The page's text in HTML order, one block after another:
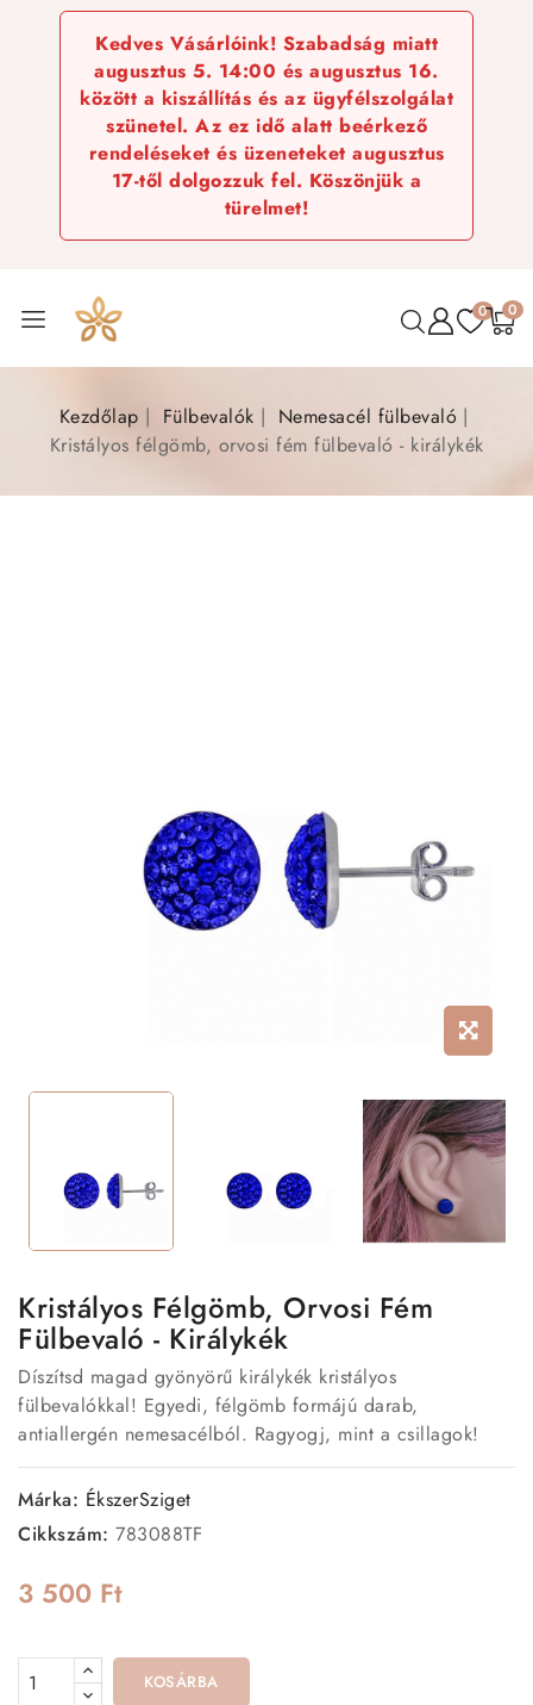
Kedves Vásárlóink! Szabadság miatt
augusztus 5. 14:00 és augusztus 16.
között a kiszállítás és az ügyfélszolgálat
szünetel. Az ez idő alatt beérkező
rendeléseket és üzeneteket augusztus
17-től dolgozzuk fel. Köszönjük a
türelmet!
0 0
Kezdőlap Fülbevalók
Nemesacél fülbevaló
Kristályos félgömb, orvosi fém fülbevaló - királykék
Kristályos Félgömb, Orvosi Fém
Fülbevaló - Királykék
Díszítsd magad gyönyörű királykék kristályos
fülbevalókkal! Egyedi, félgömb formájú darab,
antiallergén nemesacélból. Ragyogj, mint a csillagok!
Márka: ÉkszerSziget
Cikkszám: 783088TF
3 500 Ft
KOSÁRBA